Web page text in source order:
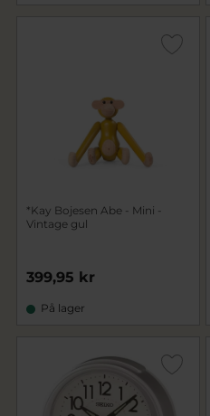
*Kay Bojesen Abe - Mini -
Vintage gul
399,95 kr
På lager